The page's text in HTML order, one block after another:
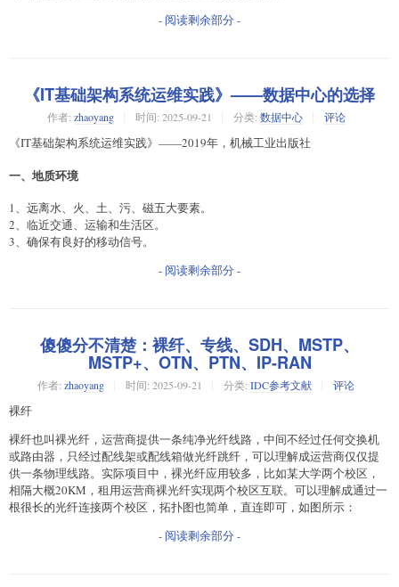
- 阅读剩余部分 -
《IT基础架构系统运维实践》——数据中心的选择
作者: zhaoyang 时间: 2025-09-21 分类: 数据中心 评论
《IT基础架构系统运维实践》——2019年，机械工业出版社
一、地质环境
1、远离水、火、土、污、磁五大要素。
2、临近交通、运输和生活区。
3、确保有良好的移动信号。
- 阅读剩余部分 -
傻傻分不清楚：裸纤、专线、SDH、MSTP、
MSTP+、OTN、PTN、IP-RAN
作者: zhaoyang 时间: 2025-09-21 分类: IDC参考文献 评论
裸纤
裸纤也叫裸光纤，运营商提供一条纯净光纤线路，中间不经过任何交换机
或路由器，只经过配线架或配线箱做光纤跳纤，可以理解成运营商仅仅提
供一条物理线路。实际项目中，裸光纤应用较多，比如某大学两个校区，
相隔大概20KM，租用运营商裸光纤实现两个校区互联。可以理解成通过一
根很长的光纤连接两个校区，拓扑图也简单，直连即可，如图所示：
- 阅读剩余部分 -